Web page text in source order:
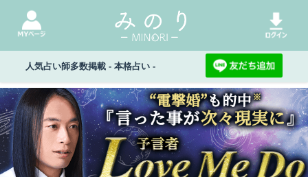
人気占い師多数掲載 - 本格占い -